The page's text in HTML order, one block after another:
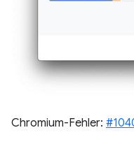
Chromium-Fehler: